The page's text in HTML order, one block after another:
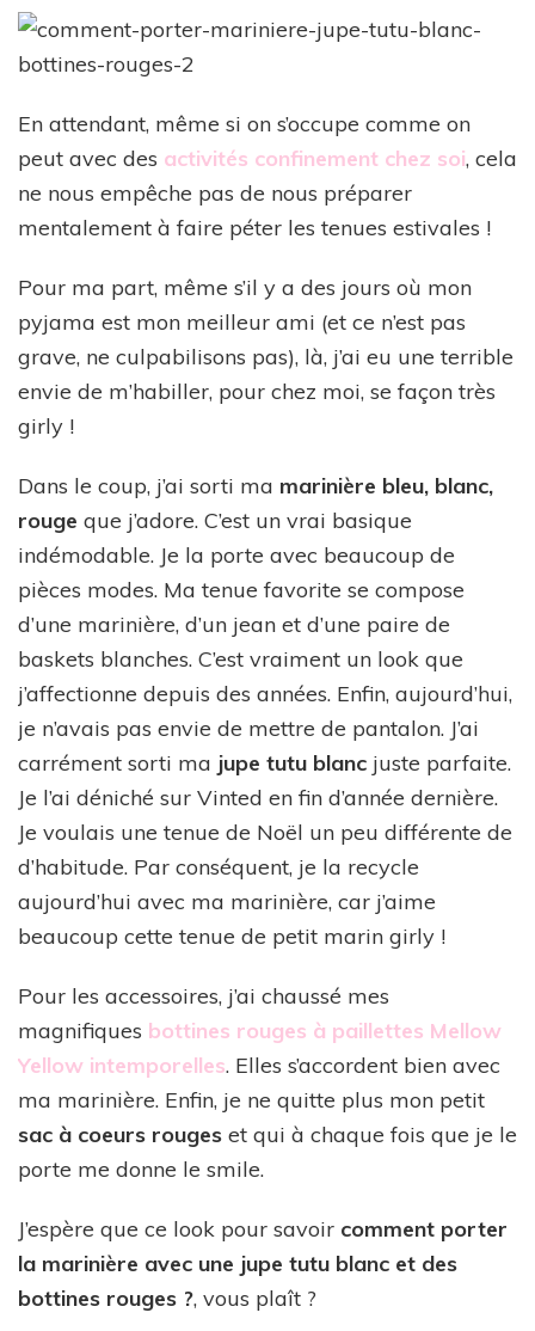
En attendant, même si on s’occupe comme on
peut avec des activités confinement chez soi, cela
ne nous empêche pas de nous préparer
mentalement à faire péter les tenues estivales !
Pour ma part, même s’il y a des jours où mon
pyjama est mon meilleur ami (et ce n’est pas
grave, ne culpabilisons pas), là, j’ai eu une terrible
envie de m’habiller, pour chez moi, se façon très
girly !
Dans le coup, j’ai sorti ma marinière bleu, blanc,
rouge que j’adore. C’est un vrai basique
indémodable. Je la porte avec beaucoup de
pièces modes. Ma tenue favorite se compose
d’une marinière, d’un jean et d’une paire de
baskets blanches. C’est vraiment un look que
j’affectionne depuis des années. Enfin, aujourd’hui,
je n’avais pas envie de mettre de pantalon. J’ai
carrément sorti ma jupe tutu blanc juste parfaite.
Je l’ai déniché sur Vinted en fin d’année dernière.
Je voulais une tenue de Noël un peu différente de
d’habitude. Par conséquent, je la recycle
aujourd’hui avec ma marinière, car j’aime
beaucoup cette tenue de petit marin girly !
Pour les accessoires, j’ai chaussé mes
magnifiques bottines rouges à paillettes Mellow
Yellow intemporelles. Elles s’accordent bien avec
ma marinière. Enfin, je ne quitte plus mon petit
sac à coeurs rouges et qui à chaque fois que je le
porte me donne le smile.
J’espère que ce look pour savoir comment porter
la marinière avec une jupe tutu blanc et des
bottines rouges ?, vous plaît ?